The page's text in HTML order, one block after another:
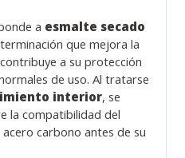
a esmalte secado
que mejora la
a su protección
de uso. Al tratarse
interior, se
la compatibilidad del
carbono antes de su